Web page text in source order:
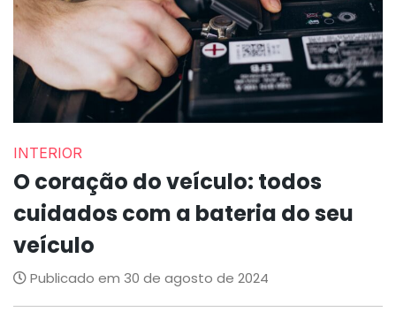
INTERIOR
O coração do veículo: todos
cuidados com a bateria do seu
veículo
Publicado em 30 de agosto de 2024